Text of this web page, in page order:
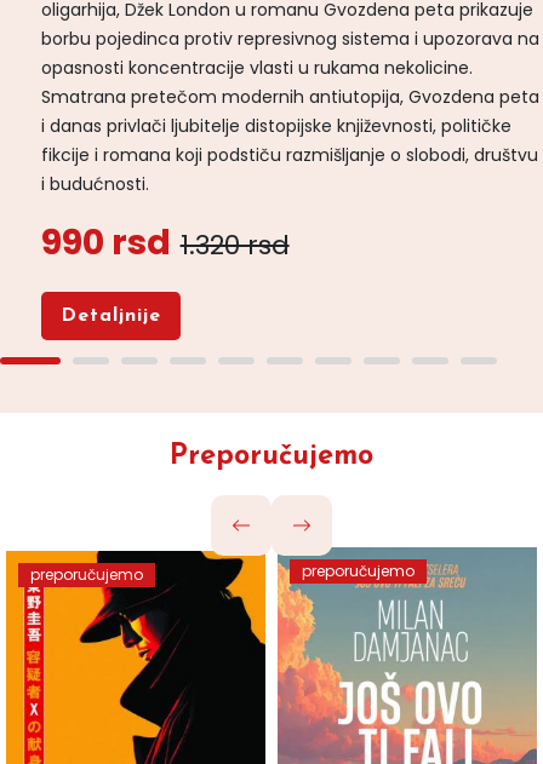
oligarhija, Džek London u romanu Gvozdena peta prikazuje
borbu pojedinca protiv represivnog sistema i upozorava na
opasnosti koncentracije vlasti u rukama nekolicine.
Smatrana pretečom modernih antiutopija, Gvozdena peta
i danas privlači ljubitelje distopijske književnosti, političke
fikcije i romana koji podstiču razmišljanje o slobodi, društvu
i budućnosti.
990 rsd 1.320 rsd
Detaljnije
Preporučujemo
preporučujemo preporučujemo